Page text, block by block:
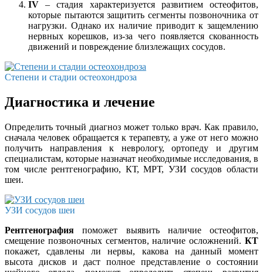
IV – стадия характеризуется развитием остеофитов,
которые пытаются защитить сегменты позвоночника от
нагрузки. Однако их наличие приводит к защемлению
нервных корешков, из-за чего появляется скованность
движений и повреждение близлежащих сосудов.
Степени и стадии остеохондроза
Диагностика и лечение
Определить точный диагноз может только врач. Как правило,
сначала человек обращается к терапевту, а уже от него можно
получить направления к неврологу, ортопеду и другим
специалистам, которые назначат необходимые исследования, в
том числе рентгенографию, КТ, МРТ, УЗИ сосудов области
шеи.
УЗИ сосудов шеи
Рентгенография поможет выявить наличие остеофитов,
смещение позвоночных сегментов, наличие осложнений. КТ
покажет, сдавлены ли нервы, какова на данный момент
высота дисков и даст полное представление о состоянии